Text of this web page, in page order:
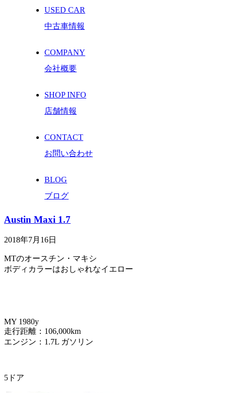
USED CAR
中古車情報
COMPANY
会社概要
SHOP INFO
店舗情報
CONTACT
お問い合わせ
BLOG
ブログ
Austin Maxi 1.7
2018年7月16日
MTのオースチン・マキシ
ボディカラーはおしゃれなイエロー
MY 1980y
走行距離：106,000km
エンジン：1.7L ガソリン
5ドア